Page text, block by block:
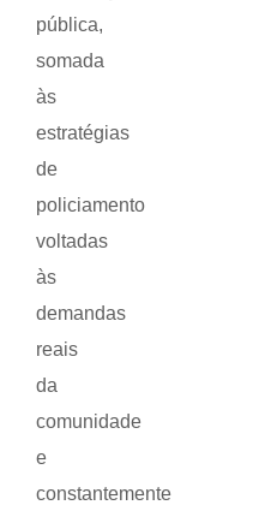
pública,
somada
às
estratégias
de
policiamento
voltadas
às
demandas
reais
da
comunidade
e
constantemente